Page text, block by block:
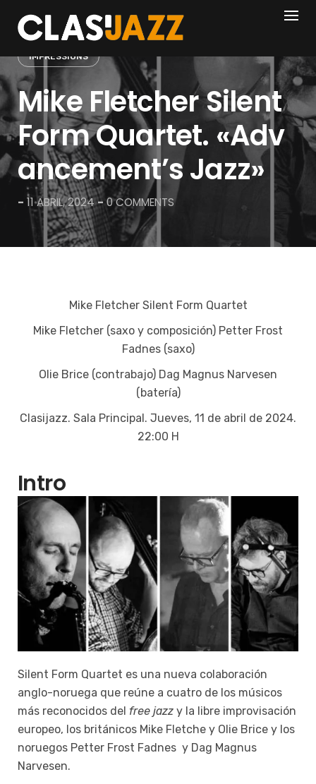
content
IMPRESSIONS
Mike Fletcher Silent
Form Quartet. «Adv
ancement’s Jazz»
- 11 ABRIL, 2024-0 COMMENTS
Mike Fletcher Silent Form Quartet
Mike Fletcher (saxo y composición) Petter Frost
Fadnes (saxo)
Olie Brice (contrabajo) Dag Magnus Narvesen
(batería)
Clasijazz. Sala Principal. Jueves, 11 de abril de 2024.
22:00 H
Intro
Silent Form Quartet es una nueva colaboración
anglo-noruega que reúne a cuatro de los músicos
más reconocidos del free jazz y la libre improvisación
europeo, los británicos Mike Fletche y Olie Brice y los
noruegos Petter Frost Fadnes y Dag Magnus
Narvesen.